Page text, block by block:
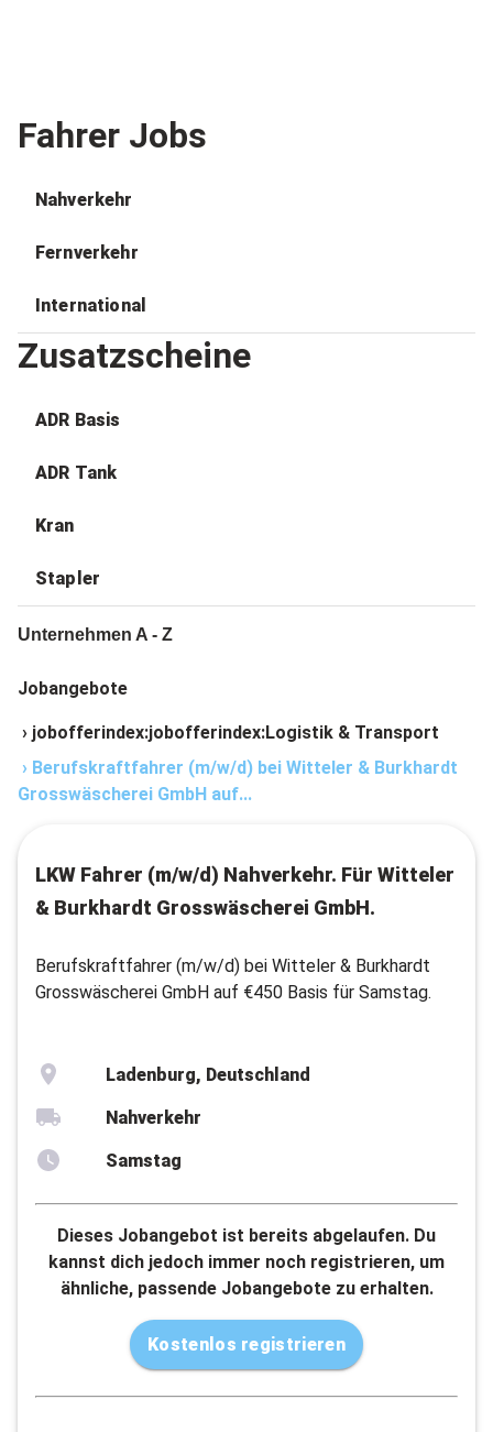
Fahrer Jobs
Nahverkehr
Fernverkehr
International
Zusatzscheine
ADR Basis
ADR Tank
Kran
Stapler
Unternehmen A - Z
Jobangebote
› jobofferindex:jobofferindex:Logistik & Transport
› Berufskraftfahrer (m/w/d) bei Witteler & Burkhardt
Grosswäscherei GmbH auf...
LKW Fahrer (m/w/d) Nahverkehr. Für Witteler
& Burkhardt Grosswäscherei GmbH.
Berufskraftfahrer (m/w/d) bei Witteler & Burkhardt
Grosswäscherei GmbH auf €450 Basis für Samstag.
Ladenburg, Deutschland
Nahverkehr
Samstag
Dieses Jobangebot ist bereits abgelaufen. Du
kannst dich jedoch immer noch registrieren, um
ähnliche, passende Jobangebote zu erhalten.
Kostenlos registrieren